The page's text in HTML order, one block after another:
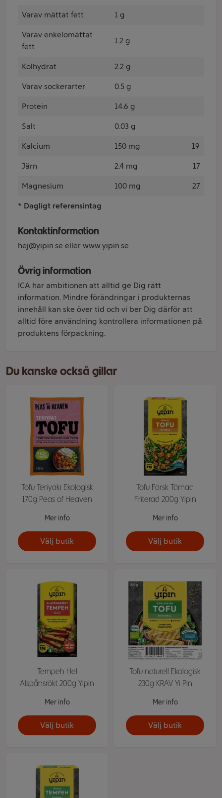
Varav mättat fett 1 g
Varav enkelomättat
fett
1.2 g
Kolhydrat 2.2 g
Varav sockerarter 0.5 g
Protein 14.6 g
Salt 0.03 g
Kalcium 150 mg 19
Järn 2.4 mg 17
Magnesium 100 mg 27
* Dagligt referensintag
Kontaktinformation
hej@yipin.se eller www.yipin.se
Övrig information
ICA har ambitionen att alltid ge Dig rätt
information. Mindre förändringar i produkternas
innehåll kan ske över tid och vi ber Dig därför att
alltid före användning kontrollera informationen på
produktens förpackning.
Du kanske också gillar
Tofu Teriyaki Ekologisk
170g Peas of Heaven
Mer info
Välj butik
Tofu Färsk Tärnad
Friterad 200g Yipin
Mer info
Välj butik
Tempeh Hel
Alspånsrökt 200g Yipin
Mer info
Välj butik
Tofu naturell Ekologisk
230g KRAV Yi Pin
Mer info
Välj butik